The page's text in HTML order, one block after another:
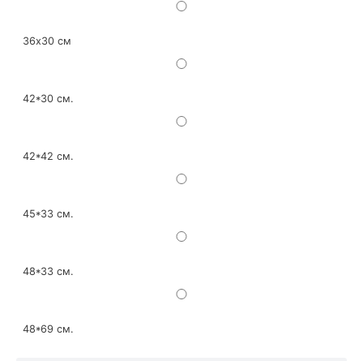
36х30 см
42*30 см.
42*42 см.
45*33 см.
48*33 см.
48*69 см.